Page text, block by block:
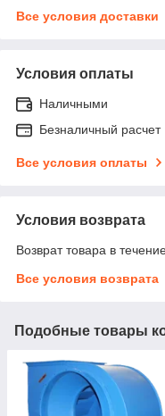
Все условия доставки
Условия оплаты
Наличными
Безналичный расчет
Все условия оплаты
Условия возврата
Возврат товара в
Все условия возврата
Подобные товары